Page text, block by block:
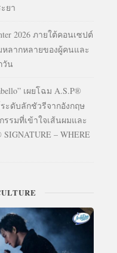
ยา
2026 ภายใต้คอนเซปต์
หลากหลายของผู้คนและ
วัน
เผยโฉม A.S.P®
ะดับลักชัวรีจากอังกฤษ
รมที่เข้าใจเส้นผมและ
– WHERE